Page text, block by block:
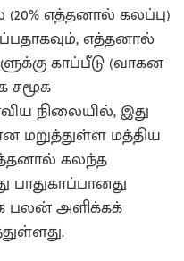
எத்தனால் கலப்பு)
எத்தனால்
காப்பீடு (வாகன
சமூக
நிலையில், இது
மறுத்துள்ள மத்திய
கலந்த
பலன் அளிக்கக்